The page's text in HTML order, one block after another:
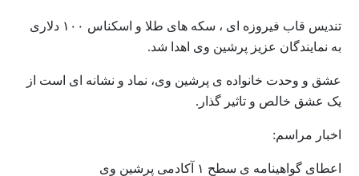
تندیس قاب فیروزه ای ، سکه های طلا و اسکناس ١٠٠ دلاری
به نمایندگان عزیز پرشین وی اهدا شد.
عشق و وحدت خانواده ی پرشین وی، نماد و نشانه ای است از
یک عشق خالص و تاثیر گذار .
اخبار مراسم:
اعطای گواهینامه ی سطح ١ آکادمی پرشین وی